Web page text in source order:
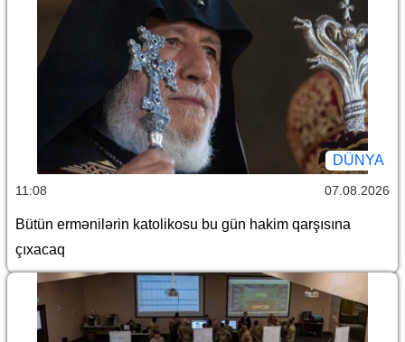
DÜNYA
11:08 07.08.2026
Bütün ermənilərin katolikosu bu gün hakim qarşısına
çıxacaq